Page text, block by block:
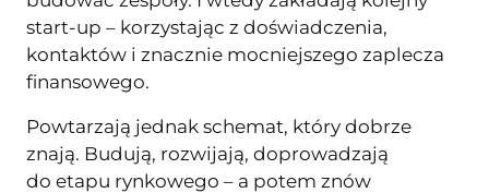
start-up – korzystając z doświadczenia,
kontaktów i znacznie mocniejszego zaplecza
finansowego.
Powtarzają jednak schemat, który dobrze
znają. Budują, rozwijają, doprowadzają
do etapu rynkowego – a potem znów